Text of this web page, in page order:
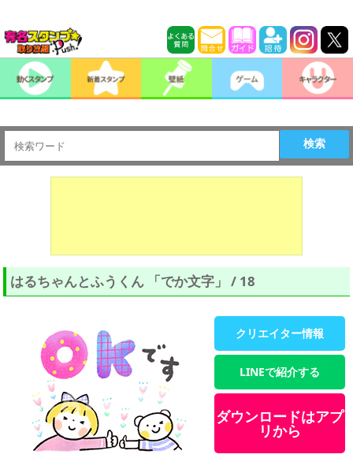
検索
はるちゃんとふうくん 「でか文字」 / 18
クリエイター情報
LINEで紹介する
ダウンロードはアプ
リから